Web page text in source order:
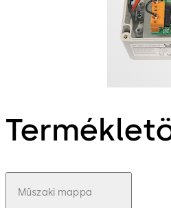
Műszaki mappa